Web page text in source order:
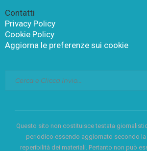
Contatti
Privacy Policy
Cookie Policy
Aggiorna le preferenze sui cookie
Questo sito non costituisce testata
periodico essendo aggiornato secondo
reperibilità dei materiali. Pertanto non può